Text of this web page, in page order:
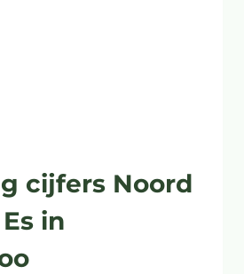
cijfers Noord
in